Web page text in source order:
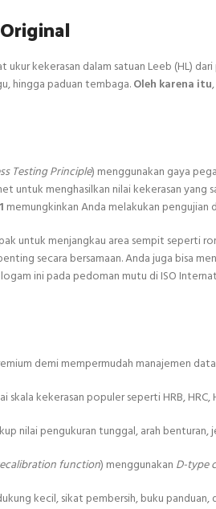
kekerasan dalam satuan Leeb (HL)
hingga paduan tembaga.Oleh karena itu
Testing Principle) menggunakan gaya
untuk menghasilkan nilai kekerasan
memungkinkan Anda melakukan pengujian
untuk menjangkau area sempit seperti
secara bersamaan. Anda juga bisa
ini pada pedoman mutu di ISO
demi mempermudah manajemen
kekerasan populer seperti HRB, HRC,
nilai pengukuran tunggal, arah benturan,
function) menggunakan D-type
kecil, sikat pembersih, buku